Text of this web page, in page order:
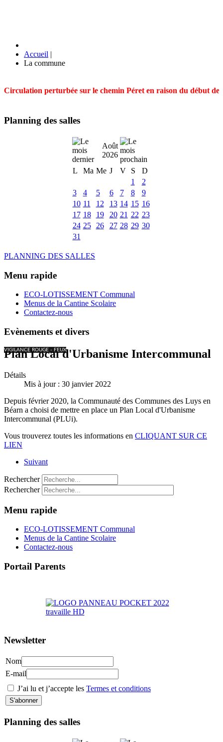
Accueil |
La commune
Circulation perturbée sur le chemin Péret en raison du début
Planning des salles
Août
2026
L
Ma Me J V S
D
1
2
3
4 5 6 7 8
9
10 11 12 13 14 15 16
17 18 19 20 21 22 23
24 25 26 27 28 29 30
31
PLANNING DES SALLES
Menu rapide
ECO-LOTISSEMENT Communal
Menus de la Cantine Scolaire
Contactez-nous
Evènements et divers
VIGILANCE ROUGE - FEUX
Plan Local d'Urbanisme Intercommunal
Détails
Mis à jour : 30 janvier 2022
Depuis février 2020, la Communauté des Communes des Luys en
Béarn a choisi de mettre en place un Plan Local d'Urbanisme
Intercommunal (PLUi).
Vous trouverez toutes les informations en CLIQUANT SUR CE
LIEN
Suivant
Rechercher
Rechercher
Menu rapide
ECO-LOTISSEMENT Communal
Menus de la Cantine Scolaire
Contactez-nous
Portail Parents
Newsletter
Nom
E-mail
J’ai lu et j’accepte les Termes et conditions
Planning des salles